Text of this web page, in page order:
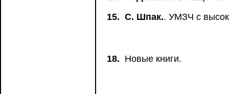
15. С. Шпак.. УМЗЧ с
18. Новые книги.